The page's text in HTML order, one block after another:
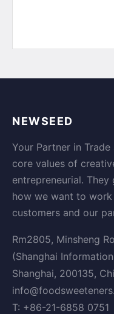
NEWSEED
Your Partner in
core values of
entrepreneurial.
how we want to
customers and our
Rm2805, Minsheng
(Shanghai
Shanghai, 200135,
T: +86-21-6858 0751